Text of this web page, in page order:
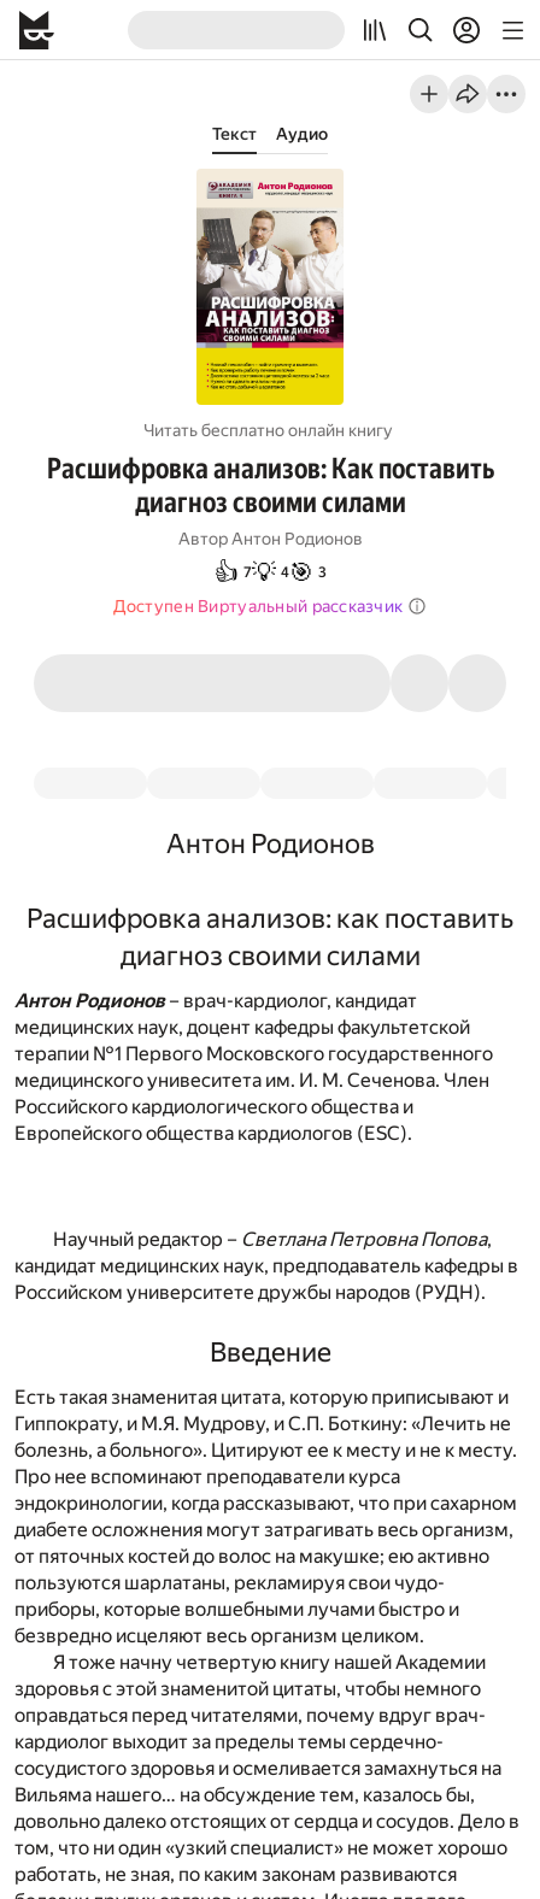
Текст Аудио
Читать бесплатно онлайн книгу
Расшифровка анализов: Как поставить
диагноз своими силами
Автор Антон Родионов
👍 7💡 4🎯 3
Доступен Виртуальный рассказчик
Антон Родионов
Расшифровка анализов: как поставить
диагноз своими силами
Антон Родионов– врач-кардиолог, кандидат
медицинских наук, доцент кафедры факультетской
терапии №1 Первого Московского государственного
медицинского унивеситета им. И. М. Сеченова. Член
Российского кардиологического общества и
Европейского общества кардиологов (ESC).
Научный редактор – Светлана Петровна Попова,
кандидат медицинских наук, предподаватель кафедры в
Российском университете дружбы народов (РУДН).
Введение
Есть такая знаменитая цитата, которую приписывают и
Гиппократу, и М.Я. Мудрову, и С.П. Боткину: «Лечить не
болезнь, а больного». Цитируют ее к месту и не к месту.
Про нее вспоминают преподаватели курса
эндокринологии, когда рассказывают, что при сахарном
диабете осложнения могут затрагивать весь организм,
от пяточных костей до волос на макушке; ею активно
пользуются шарлатаны, рекламируя свои чудо-
приборы, которые волшебными лучами быстро и
безвредно исцеляют весь организм целиком.
Я тоже начну четвертую книгу нашей Академии
здоровья с этой знаменитой цитаты, чтобы немного
оправдаться перед читателями, почему вдруг врач-
кардиолог выходит за пределы темы сердечно-
сосудистого здоровья и осмеливается замахнуться на
Вильяма нашего… на обсуждение тем, казалось бы,
довольно далеко отстоящих от сердца и сосудов. Дело в
том, что ни один «узкий специалист» не может хорошо
работать, не зная, по каким законам развиваются